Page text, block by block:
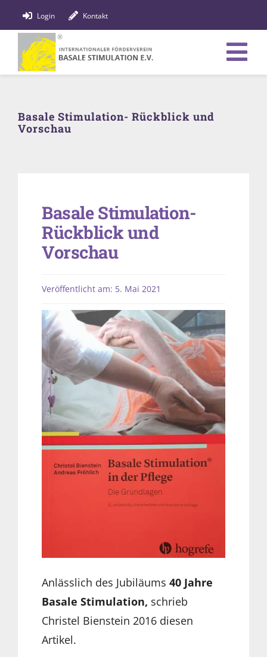
Inhalt
springen
Login Kontakt
Bildung
Förderung
Basale Stimulation- Rückblick und
Vorschau
Basale Stimulation-
Rückblick und
Vorschau
Veröffentlicht am: 5. Mai 2021
Anlässlich des Jubiläums 40 Jahre
Basale Stimulation, schrieb
Christel Bienstein 2016 diesen
Artikel.